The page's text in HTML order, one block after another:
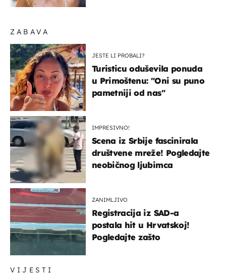
VIJESTI
ZABAVA
JESTE LI PROBALI?
Turisticu oduševila ponuda
u Primoštenu: "Oni su puno
pametniji od nas"
IMPRESIVNO!
Scena iz Srbije fascinirala
društvene mreže! Pogledajte
neobičnog ljubimca
ZANIMLJIVO
Registracija iz SAD-a
postala hit u Hrvatskoj!
Pogledajte zašto